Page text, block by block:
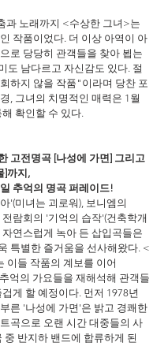
과 노래까지 <수상한 그녀>는
작품이었다. 더 이상 아역이 아
로 당당히 관객들을 찾아 뵙는
도 남다르고 자신감도 있다. 절
하지 않을 작품"이라며 당찬 포
, 그녀의 치명적인 매력은 1월
확인할 수 있다.
고전명곡 [나성에 가면] 그리고
]까지,
추억의 명곡 퍼레이드!
'(미녀는 괴로워), 보니엠의
전람회의 '기억의 습작'(건축학개
자연스럽게 녹아 든 삽입곡들은
특별한 즐거움을 선사해왔다. <
이들 작품의 계보를 이어
억의 가요들을 재해석해 관객들
게 할 예정이다. 먼저 1978년
른 '나성에 가면'은 밝고 경쾌한
곡으로 오랜 시간 대중들의 사
중 반지하 밴드에 합류하게 된